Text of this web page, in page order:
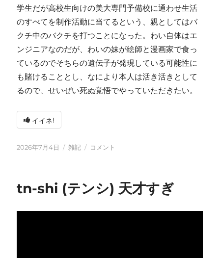
学生だが高校生向けの美大専門予備校に通わせ生活
のすべてを制作活動に当てるという、親としてはバ
クチ中のバクチを打つことになった。わい自体はエ
ンジニアなのだが、わいの妹が絵師と漫画家で食っ
ているのでそちらの遺伝子が発現している可能性に
も賭けることとし、なにより本人は活き活きとして
るので、せいぜい死ぬ覚悟でやっていただきたい。
イイネ!
投
2026年7月4日
カ
ー
雑記
い
と
コメント
tn-shi (テンシ) 天才すぎ